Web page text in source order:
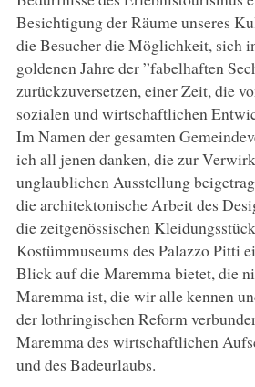
Besichtigung der Räume unseres
die Besucher die Möglichkeit, sich
goldenen Jahre der ”fabelhaften
zurückzuversetzen, einer Zeit, die
sozialen und wirtschaftlichen
Im Namen der gesamten
ich all jenen danken, die zur
unglaublichen Ausstellung
die architektonische Arbeit des
die zeitgenössischen
Kostümmuseums des Palazzo Pitti
Blick auf die Maremma bietet, die
Maremma ist, die wir alle kennen
der lothringischen Reform
Maremma des wirtschaftlichen
und des Badeurlaubs.